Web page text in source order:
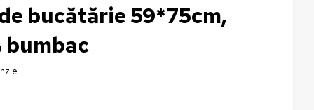
bucătărie 59*75cm,
bumbac